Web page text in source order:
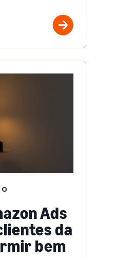
Ads
da
bem